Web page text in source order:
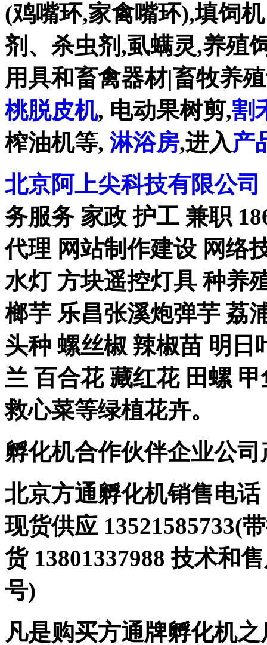
(鸡嘴环,家禽嘴环),填饲
剂、杀虫剂,虱螨灵,养殖
用具和畜禽器材|畜牧养
桃脱皮机, 电动果树剪,割
榨油机等, 淋浴房,进入产
北京阿上尖科技有限公司
务服务 家政 护工 兼职
代理 网站制作建设 网络
水灯 方块遥控灯具 种养
榔芋 乐昌张溪炮弹芋 荔
头种 螺丝椒 辣椒苗 明日
兰 百合花 藏红花 田螺
救心菜等绿植花卉。
孵化机合作伙伴企业公
北京方通孵化机销售电话
现货供应 13521585733(
货 13801337988 技术和
号)
凡是购买方通牌孵化机